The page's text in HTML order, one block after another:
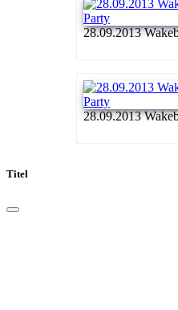
28.09.2013
28.09.2013
Titel